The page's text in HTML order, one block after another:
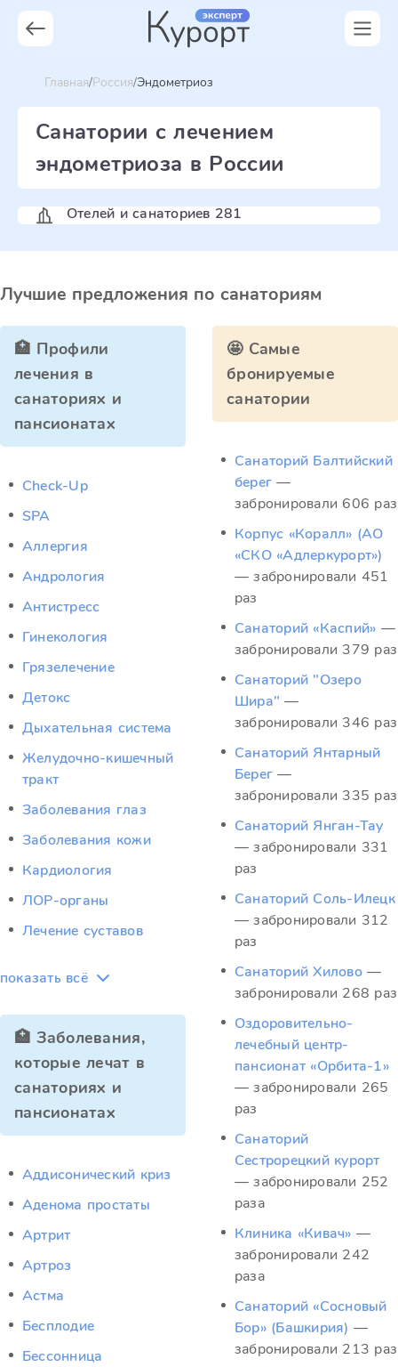
Главная Россия Эндометриоз
Санатории с лечением
эндометриоза в России
Отелей и санаториев 281
Лучшие предложения по санаториям
🏥 Профили
лечения в
санаториях и
пансионатах
Check-Up
SPA
Аллергия
Андрология
Антистресс
Гинекология
Грязелечение
Детокс
Дыхательная система
Желудочно-кишечный
тракт
Заболевания глаз
Заболевания кожи
Кардиология
ЛОР-органы
Лечение суставов
показать всё
🏥 Заболевания,
которые лечат в
санаториях и
пансионатах
Аддисонический криз
Аденома простаты
Артрит
Артроз
Астма
Бесплодие
Бессонница
🤩 Самые
бронируемые
санатории
Санаторий Балтийский
берег —
забронировали 606 раз
Корпус «Коралл» (АО
«СКО «Адлеркурорт»)
— забронировали 451
раз
Санаторий «Каспий» —
забронировали 379 раз
Санаторий "Озеро
Шира" —
забронировали 346 раз
Санаторий Янтарный
Берег —
забронировали 335 раз
Санаторий Янган-Тау
— забронировали 331
раз
Санаторий Соль-Илецк
— забронировали 312
раз
Санаторий Хилово —
забронировали 268 раз
Оздоровительно-
лечебный центр-
пансионат «Орбита-1»
— забронировали 265
раз
Санаторий
Сестрорецкий курорт
— забронировали 252
раза
Клиника «Кивач» —
забронировали 242
раза
Санаторий «Сосновый
Бор» (Башкирия) —
забронировали 213 раз